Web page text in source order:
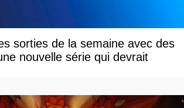
sorties de la semaine avec des
nouvelle série qui devrait